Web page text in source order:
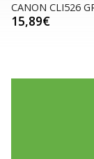
CLI526 GRIS